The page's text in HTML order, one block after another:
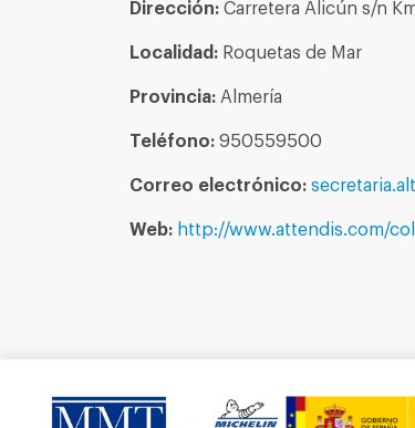
Dirección: Carretera Alicún s/n
Localidad: Roquetas de Mar
Provincia: Almería
Teléfono: 950559500
Correo electrónico:
Web: http://www.attendis.com/